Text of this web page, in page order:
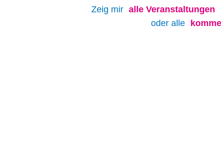
Zeig mir alle Veranstaltungen
oder alle